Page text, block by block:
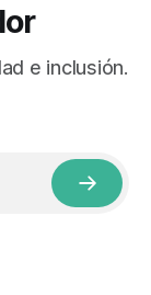
e inclusión.